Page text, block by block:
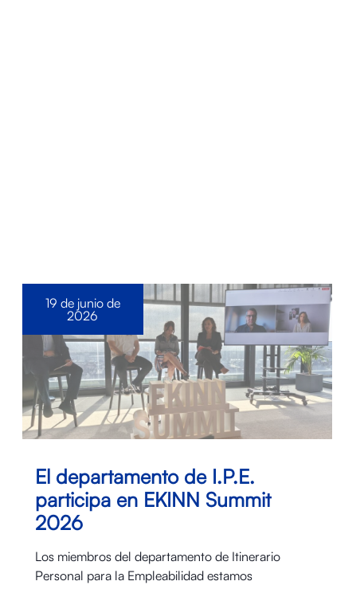
El departamento de I.P.E.
participa en EKINN Summit
2026
Los miembros del departamento de Itinerario
Personal para la Empleabilidad estamos
19 de junio de
2026